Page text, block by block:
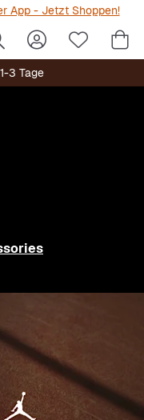
App - Jetzt Shoppen!
3 Tage